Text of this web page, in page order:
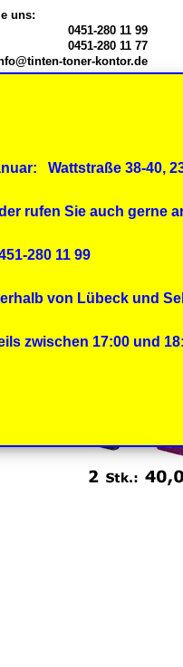
uns:
0451-280 11 99
0451-280 11 77
toner-kontor.de
Wattstraße 38-40,
rufen Sie auch gerne
11 99
von Lübeck und
zwischen 17:00 und